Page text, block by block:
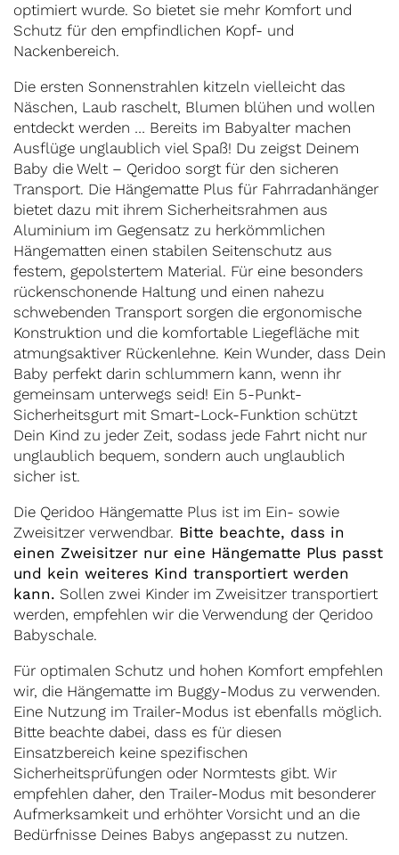
optimiert wurde. So bietet sie mehr Komfort und
Schutz für den empfindlichen Kopf- und
Nackenbereich.
Die ersten Sonnenstrahlen kitzeln vielleicht das
Näschen, Laub raschelt, Blumen blühen und wollen
entdeckt werden … Bereits im Babyalter machen
Ausflüge unglaublich viel Spaß! Du zeigst Deinem
Baby die Welt – Qeridoo sorgt für den sicheren
Transport. Die Hängematte Plus für Fahrradanhänger
bietet dazu mit ihrem Sicherheitsrahmen aus
Aluminium im Gegensatz zu herkömmlichen
Hängematten einen stabilen Seitenschutz aus
festem, gepolstertem Material. Für eine besonders
rückenschonende Haltung und einen nahezu
schwebenden Transport sorgen die ergonomische
Konstruktion und die komfortable Liegefläche mit
atmungsaktiver Rückenlehne. Kein Wunder, dass Dein
Baby perfekt darin schlummern kann, wenn ihr
gemeinsam unterwegs seid! Ein 5-Punkt-
Sicherheitsgurt mit Smart-Lock-Funktion schützt
Dein Kind zu jeder Zeit, sodass jede Fahrt nicht nur
unglaublich bequem, sondern auch unglaublich
sicher ist.
Die Qeridoo Hängematte Plus ist im Ein- sowie
Zweisitzer verwendbar. Bitte beachte, dass in
einen Zweisitzer nur eine Hängematte Plus passt
und kein weiteres Kind transportiert werden
kann. Sollen zwei Kinder im Zweisitzer transportiert
werden, empfehlen wir die Verwendung der Qeridoo
Babyschale.
Für optimalen Schutz und hohen Komfort empfehlen
wir, die Hängematte im Buggy-Modus zu verwenden.
Eine Nutzung im Trailer-Modus ist ebenfalls möglich.
Bitte beachte dabei, dass es für diesen
Einsatzbereich keine spezifischen
Sicherheitsprüfungen oder Normtests gibt. Wir
empfehlen daher, den Trailer-Modus mit besonderer
Aufmerksamkeit und erhöhter Vorsicht und an die
Bedürfnisse Deines Babys angepasst zu nutzen.